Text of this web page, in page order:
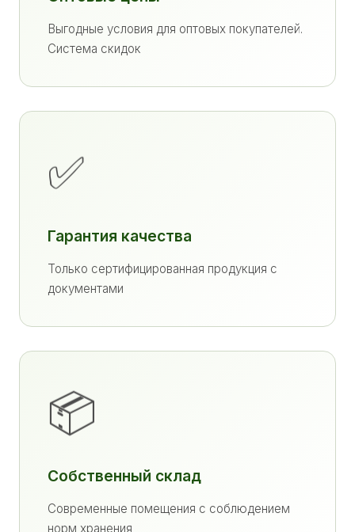
Выгодные условия для оптовых покупателей.
Система скидок
✅
Гарантия качества
Только сертифицированная продукция с
документами
📦
Собственный склад
Современные помещения с соблюдением
норм хранения